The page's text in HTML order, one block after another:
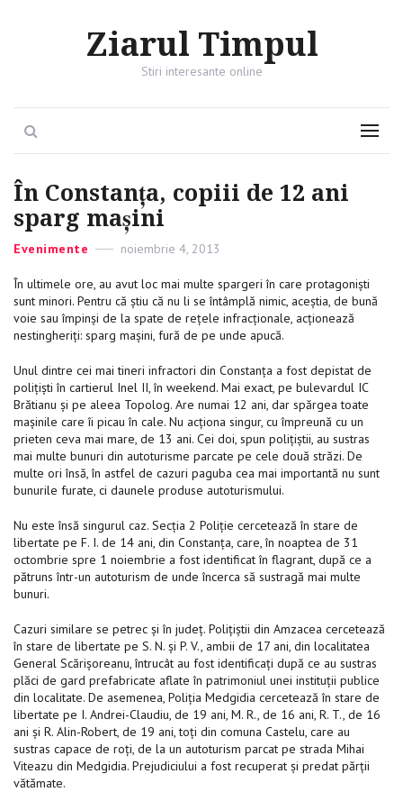
Ziarul Timpul
Stiri interesante online
Menu
În Constanța, copiii de 12 ani
sparg mașini
Categories
Evenimente
Posted
noiembrie 4, 2013
În ultimele ore, au avut loc mai multe spargeri în care protagoniști
sunt minori. Pentru că știu că nu li se întâmplă nimic, aceștia, de bună
voie sau împinși de la spate de rețele infracționale, acționează
nestingheriți: sparg mașini, fură de pe unde apucă.
Unul dintre cei mai tineri infractori din Constanța a fost depistat de
polițiști în cartierul Inel II, în weekend. Mai exact, pe bulevardul IC
Brătianu și pe aleea Topolog. Are numai 12 ani, dar spărgea toate
mașinile care îi picau în cale. Nu acționa singur, cu împreună cu un
prieten ceva mai mare, de 13 ani. Cei doi, spun polițiștii, au sustras
mai multe bunuri din autoturisme parcate pe cele două străzi. De
multe ori însă, în astfel de cazuri paguba cea mai importantă nu sunt
bunurile furate, ci daunele produse autoturismului.
Nu este însă singurul caz. Secţia 2 Poliţie cercetează în stare de
libertate pe F. I. de 14 ani, din Constanţa, care, în noaptea de 31
octombrie spre 1 noiembrie a fost identificat în flagrant, după ce a
pătruns într-un autoturism de unde încerca să sustragă mai multe
bunuri.
Cazuri similare se petrec și în județ. Poliţiştii din Amzacea cercetează
în stare de libertate pe S. N. şi P. V., ambii de 17 ani, din localitatea
General Scărişoreanu, întrucât au fost identificaţi după ce au sustras
plăci de gard prefabricate aflate în patrimoniul unei instituţii publice
din localitate. De asemenea, Poliţia Medgidia cercetează în stare de
libertate pe I. Andrei-Claudiu, de 19 ani, M. R., de 16 ani, R. T., de 16
ani şi R. Alin-Robert, de 19 ani, toţi din comuna Castelu, care au
sustras capace de roţi, de la un autoturism parcat pe strada Mihai
Viteazu din Medgidia. Prejudiciului a fost recuperat şi predat părţii
vătămate.